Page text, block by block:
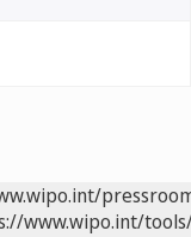
www.wipo.int/